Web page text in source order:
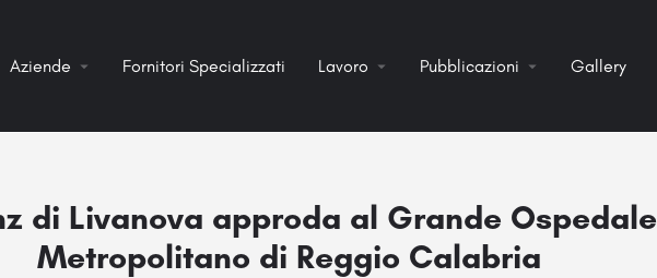
Aziende Fornitori Specializzati Lavoro Pubblicazioni Gallery
di Livanova approda al Grande Ospedale
Metropolitano di Reggio Calabria